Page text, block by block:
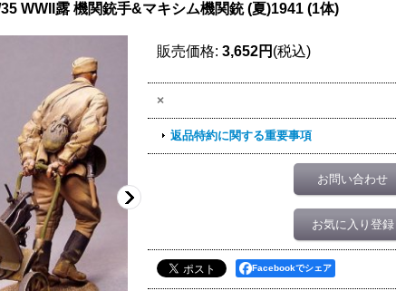
WWII露 機関銃手&マキシム機関銃 (夏)1941 (1体)
販売価格: 3,652円 (税込)
×
返品特約に関する重要事項
お問い合わせ
お気に入り登録
Facebookでシェア